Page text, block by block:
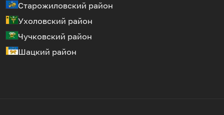
Старожиловский район
Ухоловский район
Чучковский район
Шацкий район